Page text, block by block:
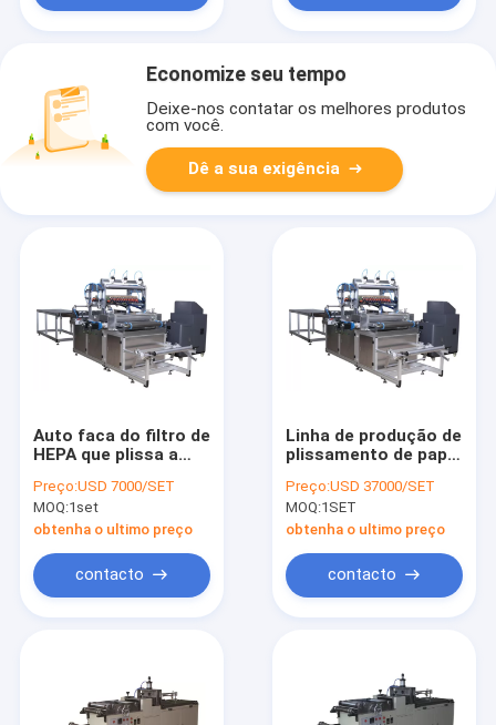
Economize seu tempo
Deixe-nos contatar os melhores produtos
com você.
Dê a sua exigência
Auto faca do filtro de
HEPA que plissa a
Production Line
Preço:USD 7000/SET
MOQ:1set
obtenha o ultimo preço
contacto
Linha de produção de
plissamento de papel
do filtro de PLHP-700
HEPA mini para o
filtro de ar
Preço:USD 37000/SET
MOQ:1SET
obtenha o ultimo preço
contacto